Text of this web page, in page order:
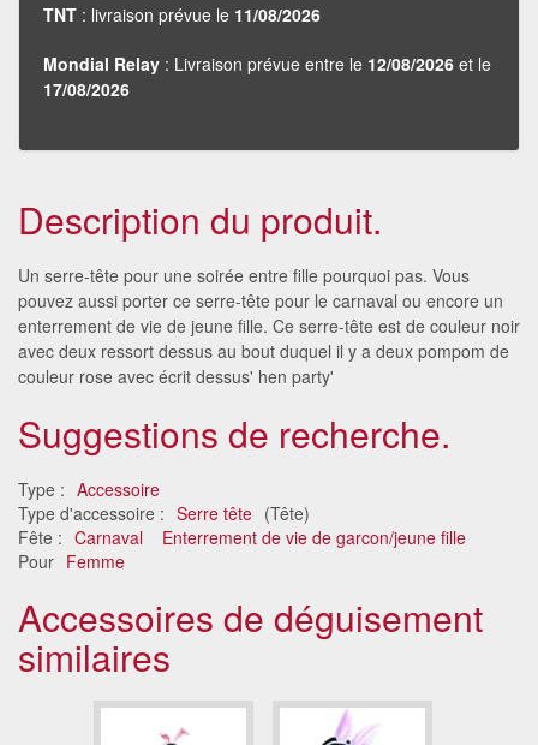
TNT : livraison prévue le 11/08/2026
Mondial Relay : Livraison prévue entre le 12/08/2026 et le
17/08/2026
Description du produit.
Un serre-tête pour une soirée entre fille pourquoi pas. Vous
pouvez aussi porter ce serre-tête pour le carnaval ou encore un
enterrement de vie de jeune fille. Ce serre-tête est de couleur noir
avec deux ressort dessus au bout duquel il y a deux pompom de
couleur rose avec écrit dessus' hen party'
Suggestions de recherche.
Type : Accessoire
Type d'accessoire : Serre tête (Tête)
Fête : Carnaval
Enterrement de vie de garcon/jeune fille
Pour Femme
Accessoires de déguisement
similaires